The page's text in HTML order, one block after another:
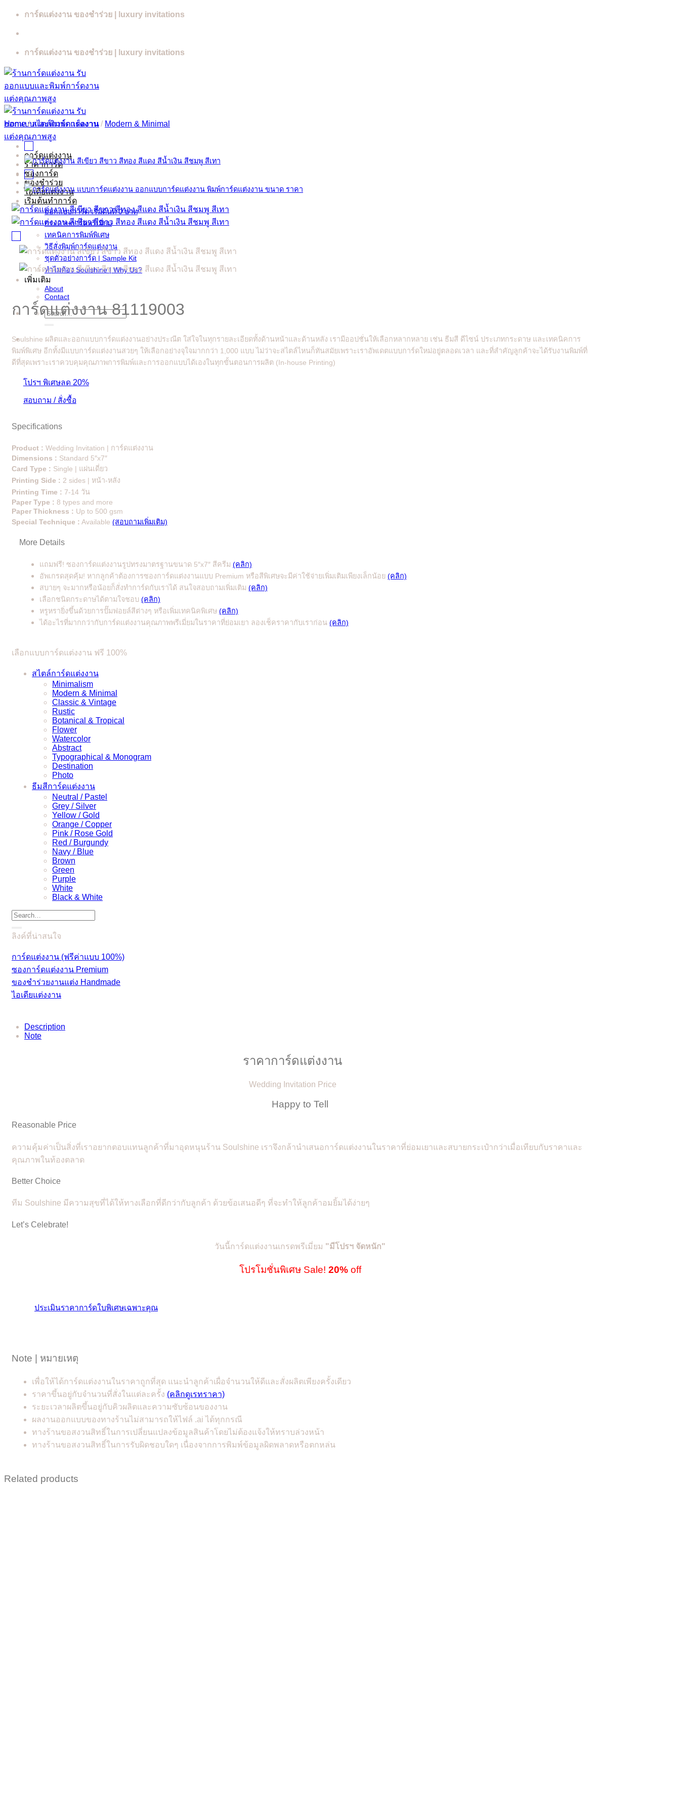
Skip
การ์ดแต่งงาน ของชำร่วย | luxury invitations
การ์ดแต่งงาน ของชำร่วย | luxury invitations
การ์ดแต่งงาน
ราคาการ์ด
ซองการ์ด
ของชำร่วย
ไอเดียแต่งงาน
เริ่มต้นทำการ์ด
ออกแบบการ์ด เริ่มต้นที่ 0 บาท
กระดาษการ์ดพรีเมี่ยม
เทคนิคการพิมพ์พิเศษ
วิธีสั่งพิมพ์การ์ดแต่งงาน
ชุดตัวอย่างการ์ด | Sample Kit
ทำไมต้อง Soulshine | Why Us?
เพิ่มเติม
About
Contact
Search
for:
Home / สไตล์การ์ดแต่งงาน / Modern & Minimal
การ์ดแต่งงาน 81119003
Soulshine ผลิตและออกแบบการ์ดแต่งงานอย่างประณีต ใส่ใจในทุกรายละเอียดทั้งด้านหน้าและด้านหลัง เรามีออปชั่นให้เลือกหลากหลาย เช่น ธีมสี ดีไซน์ ประเภทกระดาษ และเทคนิคการ
พิมพ์พิเศษ อีกทั้งมีแบบการ์ดแต่งงานสวยๆ ให้เลือกอย่างจุใจมากกว่า 1,000 แบบ ไม่ว่าจะสไตล์ไหนก็ทันสมัยเพราะเราอัพเดตแบบการ์ดใหม่อยู่ตลอดเวลา และที่สำคัญลูกค้าจะได้รับงานพิมพ์ที่
ดีที่สุดเพราะเราควบคุมคุณภาพการพิมพ์และการออกแบบได้เองในทุกขั้นตอนการผลิต (In-house Printing)
โปรฯ พิเศษลด 20%
สอบถาม / สั่งซื้อ
Specifications
Product : Wedding Invitation | การ์ดแต่งงาน
Dimensions : Standard 5″x7″
Card Type : Single | แผ่นเดี่ยว
Printing Side : 2 sides | หน้า-หลัง
Printing Time : 7-14 วัน
Paper Type : 8 types and more
Paper Thickness : Up to 500 gsm
Special Technique : Available (สอบถามเพิ่มเติม)
More Details
แถมฟรี! ซองการ์ดแต่งงานรูปทรงมาตรฐานขนาด 5″x7″ สีครีม (คลิก)
อัพเกรดสุดคุ้ม! หากลูกค้าต้องการซองการ์ดแต่งงานแบบ Premium หรือสีพิเศษจะมีค่าใช้จ่ายเพิ่มเติมเพียงเล็กน้อย (คลิก)
สบายๆ จะมากหรือน้อยก็สั่งทำการ์ดกับเราได้ สนใจสอบถามเพิ่มเติม (คลิก)
เลือกชนิดกระดาษได้ตามใจชอบ (คลิก)
หรูหรายิ่งขึ้นด้วยการปั๊มฟอยล์สีต่างๆ หรือเพิ่มเทคนิคพิเศษ (คลิก)
ได้อะไรที่มากกว่ากับการ์ดแต่งงานคุณภาพพรีเมี่ยมในราคาที่ย่อมเยา ลองเช็คราคากับเราก่อน (คลิก)
เลือกแบบการ์ดแต่งงาน ฟรี 100%
สไตล์การ์ดแต่งงาน
Minimalism
Modern & Minimal
Classic & Vintage
Rustic
Botanical & Tropical
Flower
Watercolor
Abstract
Typographical & Monogram
Destination
Photo
ธีมสีการ์ดแต่งงาน
Neutral / Pastel
Grey / Silver
Yellow / Gold
Orange / Copper
Pink / Rose Gold
Red / Burgundy
Navy / Blue
Brown
Green
Purple
White
Black & White
Search
for:
ลิงค์ที่น่าสนใจ
การ์ดแต่งงาน (ฟรีค่าแบบ 100%)
ซองการ์ดแต่งงาน Premium
ของชำร่วยงานแต่ง Handmade
ไอเดียแต่งงาน
Description
Note
ราคาการ์ดแต่งงาน
Wedding Invitation Price
Happy to Tell
Reasonable Price
ความคุ้มค่าเป็นสิ่งที่เราอยากตอบแทนลูกค้าที่มาอุดหนุนร้าน Soulshine เราจึงกล้านำเสนอการ์ดแต่งงานในราคาที่ย่อมเยาและสบายกระเป๋ากว่าเมื่อเทียบกับราคาและ
คุณภาพในท้องตลาด
Better Choice
ทีม Soulshine มีความสุขที่ได้ให้ทางเลือกที่ดีกว่ากับลูกค้า ด้วยข้อเสนอดีๆ ที่จะทำให้ลูกค้าอมยิ้มได้ง่ายๆ
Let’s Celebrate!
วันนี้การ์ดแต่งงานเกรดพรีเมี่ยม "มีโปรฯ จัดหนัก"
โปรโมชั่นพิเศษ Sale! 20% off
ประเมินราคาการ์ดใบพิเศษเฉพาะคุณ
Note | หมายเหตุ
เพื่อให้ได้การ์ดแต่งงานในราคาถูกที่สุด แนะนำลูกค้าเผื่อจำนวนให้ดีและสั่งผลิตเพียงครั้งเดียว
ราคาขึ้นอยู่กับจำนวนที่สั่งในแต่ละครั้ง (คลิกดูเรทราคา)
ระยะเวลาผลิตขึ้นอยู่กับคิวผลิตและความซับซ้อนของงาน
ผลงานออกแบบของทางร้านไม่สามารถให้ไฟล์ .ai ได้ทุกกรณี
ทางร้านขอสงวนสิทธิ์ในการเปลี่ยนแปลงข้อมูลสินค้าโดยไม่ต้องแจ้งให้ทราบล่วงหน้า
ทางร้านขอสงวนสิทธิ์ในการรับผิดชอบใดๆ เนื่องจากการพิมพ์ข้อมูลผิดพลาดหรือตกหล่น
Related products